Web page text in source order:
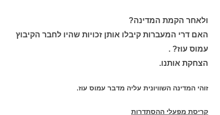
ולאחר הקמת המדינה?
האם דרי המעברות קיבלו אותן זכויות שהיו לחבר הקיבוץ
עמוס עוז? .
הצחקת אותנו.
זוהי המדינה השוויונית עליה מדבר עמוס עוז.
קריסת מפעלי ההסתדרות